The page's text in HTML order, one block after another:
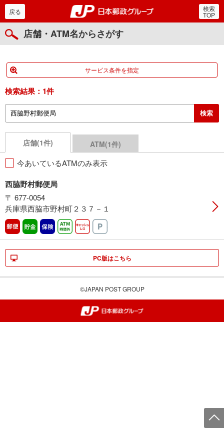
郵便局・日本郵政グルー
戻る 検索
TOP
店舗・ATM名からさがす
サービス条件を指定
検索結果： 1件
店舗(1件) ATM(1件)
今あいているATMのみ表示
西脇野村郵便局
〒 677-0054
兵庫県西脇市野村町２３７－１
郵便 貯金 保険 ATM時間外キャッシュレス
PC版はこちら
©JAPAN POST GROUP